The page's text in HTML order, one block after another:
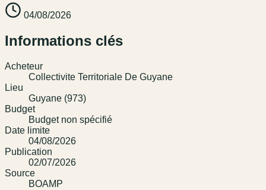
04/08/2026
Informations clés
Acheteur
Collectivite Territoriale De Guyane
Lieu
Guyane (973)
Budget
Budget non spécifié
Date limite
04/08/2026
Publication
02/07/2026
Source
BOAMP